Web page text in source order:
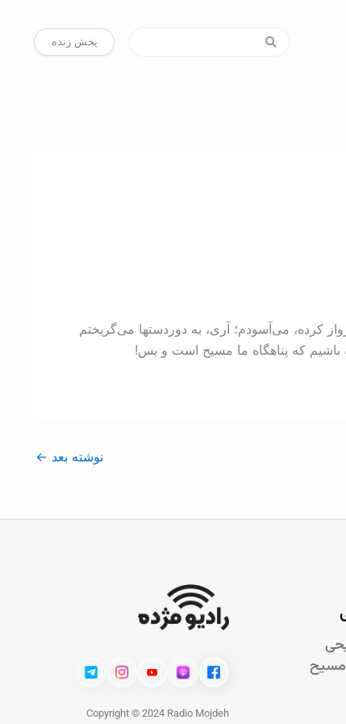
پخش زنده
کرده، می‌آسودم؛ آری، به دوردستها می‌گریختم
نوشته بعد ←
Copyright © 2024 Radio Mojdeh
مسيح